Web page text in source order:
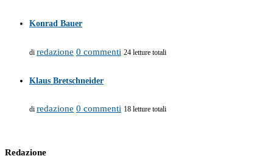
Konrad Bauer
di redazione 0 commenti 24 letture totali
Klaus Bretschneider
di redazione 0 commenti 18 letture totali
Redazione